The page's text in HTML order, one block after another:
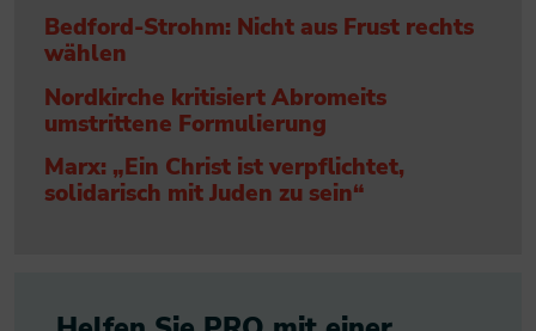
Bedford-Strohm: Nicht aus Frust rechts
wählen
Nordkirche kritisiert Abromeits
umstrittene Formulierung
Marx: „Ein Christ ist verpflichtet,
solidarisch mit Juden zu sein“